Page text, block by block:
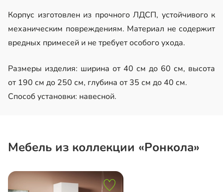
Корпус изготовлен из прочного ЛДСП, устойчивого к
механическим повреждениям. Материал не содержит
вредных примесей и не требует особого ухода.
Размеры изделия: ширина от 40 см до 60 см, высота
от 190 см до 250 см, глубина от 35 см до 40 см.
Способ установки: навесной.
Мебель из коллекции «Ронкола»